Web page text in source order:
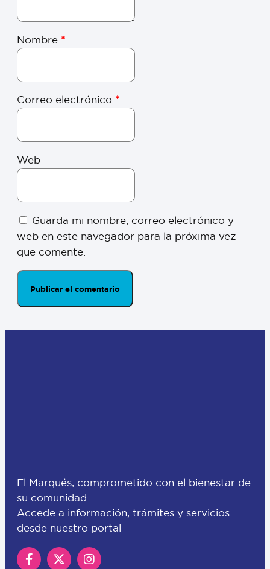
Nombre *
Correo electrónico *
Web
Guarda mi nombre, correo electrónico y
web en este navegador para la próxima vez
que comente.
El Marqués, comprometido con el bienestar de
su comunidad.
Accede a información, trámites y servicios
desde nuestro portal